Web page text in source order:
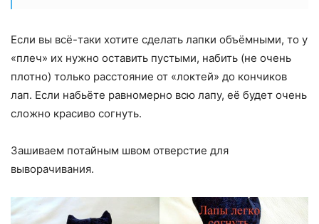
Если вы всё-таки хотите сделать лапки объёмными, то у
«плеч» их нужно оставить пустыми, набить (не очень
плотно) только расстояние от «локтей» до кончиков
лап. Если набьёте равномерно всю лапу, её будет очень
сложно красиво согнуть.
Зашиваем потайным швом отверстие для
выворачивания.